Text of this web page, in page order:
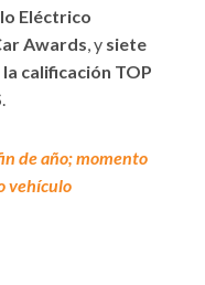
Eléctrico
Awards , y siete
calificación TOP
de año; momento
vehículo